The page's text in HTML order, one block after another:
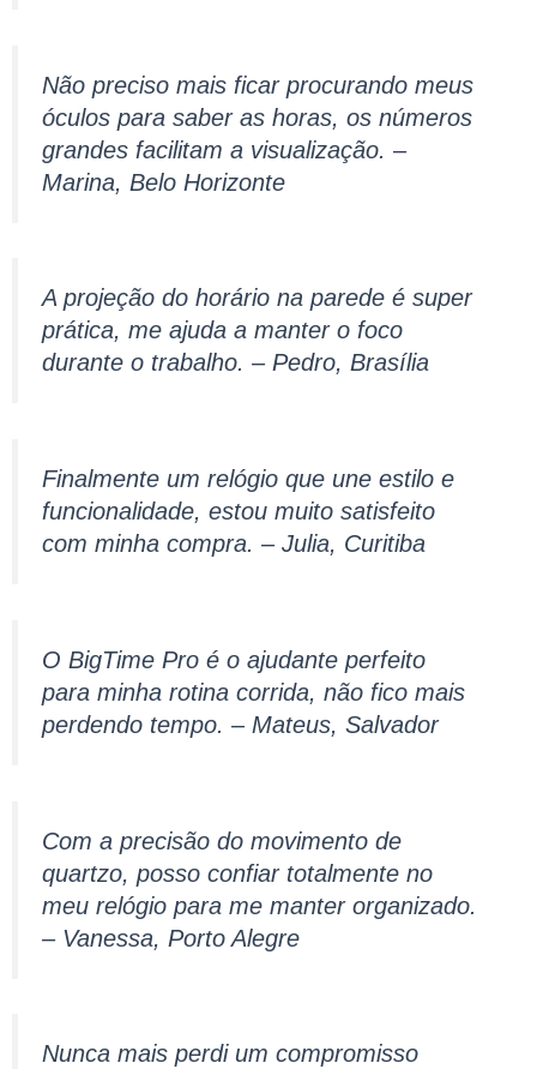
Não preciso mais ficar procurando meus
óculos para saber as horas, os números
grandes facilitam a visualização. –
Marina, Belo Horizonte
A projeção do horário na parede é super
prática, me ajuda a manter o foco
durante o trabalho. – Pedro, Brasília
Finalmente um relógio que une estilo e
funcionalidade, estou muito satisfeito
com minha compra. – Julia, Curitiba
O BigTime Pro é o ajudante perfeito
para minha rotina corrida, não fico mais
perdendo tempo. – Mateus, Salvador
Com a precisão do movimento de
quartzo, posso confiar totalmente no
meu relógio para me manter organizado.
– Vanessa, Porto Alegre
Nunca mais perdi um compromisso